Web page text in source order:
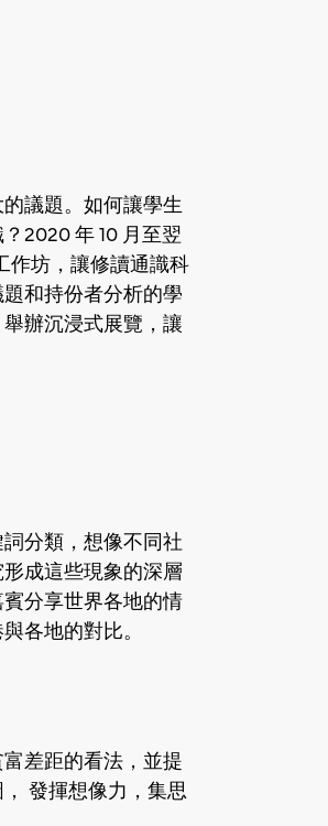
議題。如何讓學生
2020 年 10 月至翌
作坊，讓修讀通識科
和持份者分析的學
辦沉浸式展覽，讓
分類，想像不同社
成這些現象的深層
分享世界各地的情
各地的對比。
差距的看法，並提
發揮想像力，集思